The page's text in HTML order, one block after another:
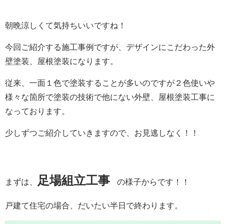
朝晩涼しくて気持ちいいですね！
今回ご紹介する施工事例ですが、デザインにこだわった外
壁塗装、屋根塗装になります。
従来、一面１色で塗装することが多いのですが２色使いや
様々な箇所で塗装の技術で他にない外壁、屋根塗装工事に
なっております。
少しずつご紹介していきますので、お見逃しなく！！
まずは、 足場組立工事 の様子からです！！
戸建て住宅の場合、だいたい半日で終わります。